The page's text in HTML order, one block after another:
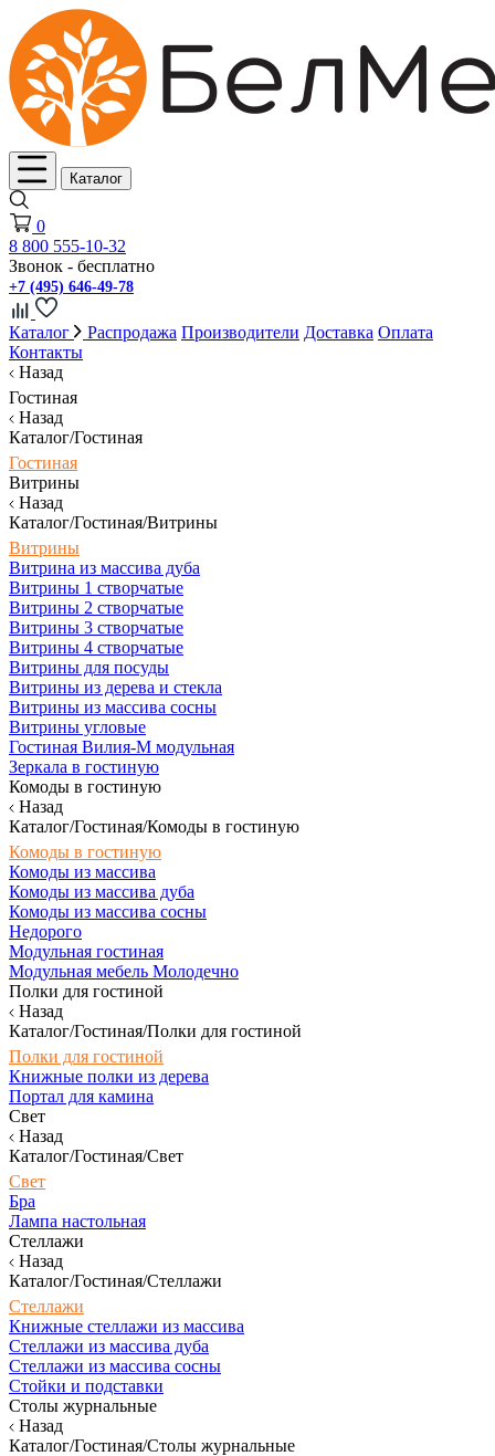
Каталог
0
8 800 555-10-32
Звонок - бесплатно
+7 (495) 646-49-78
Каталог Распродажа Производители Доставка Оплата
Контакты
Назад
Гостиная
Назад
Каталог/Гостиная
Гостиная
Витрины
Назад
Каталог/Гостиная/Витрины
Витрины
Витрина из массива дуба
Витрины 1 створчатые
Витрины 2 створчатые
Витрины 3 створчатые
Витрины 4 створчатые
Витрины для посуды
Витрины из дерева и стекла
Витрины из массива сосны
Витрины угловые
Гостиная Вилия-М модульная
Зеркала в гостиную
Комоды в гостиную
Назад
Каталог/Гостиная/Комоды в гостиную
Комоды в гостиную
Комоды из массива
Комоды из массива дуба
Комоды из массива сосны
Недорого
Модульная гостиная
Модульная мебель Молодечно
Полки для гостиной
Назад
Каталог/Гостиная/Полки для гостиной
Полки для гостиной
Книжные полки из дерева
Портал для камина
Свет
Назад
Каталог/Гостиная/Свет
Свет
Бра
Лампа настольная
Стеллажи
Назад
Каталог/Гостиная/Стеллажи
Стеллажи
Книжные стеллажи из массива
Стеллажи из массива дуба
Стеллажи из массива сосны
Стойки и подставки
Столы журнальные
Назад
Каталог/Гостиная/Столы журнальные